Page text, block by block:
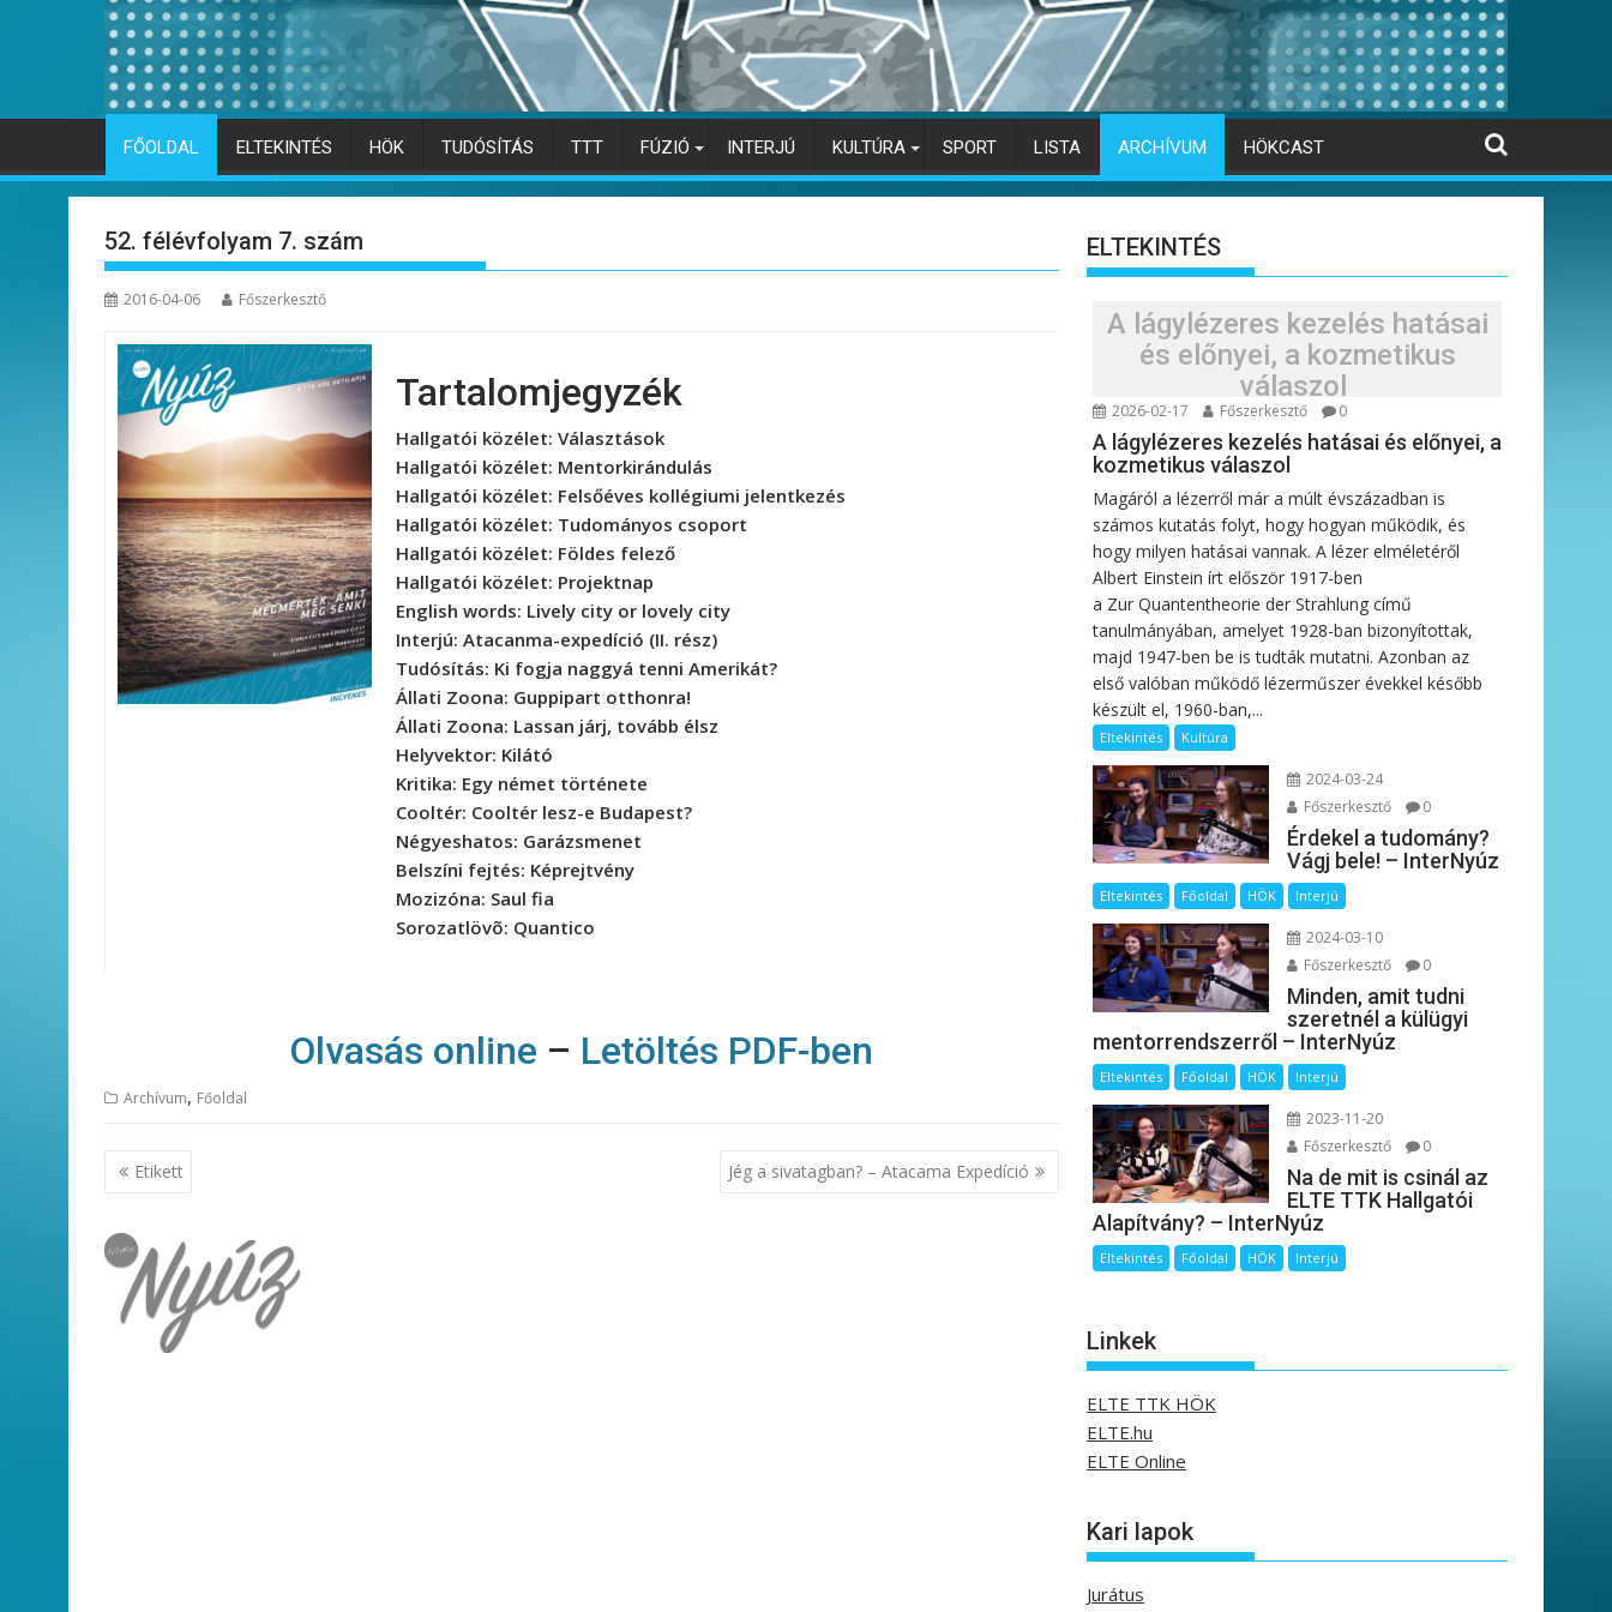
FŐOLDAL ELTEKINTÉS HÖK TUDÓSÍTÁS TTT FÚZIÓ INTERJÚ KULTÚRA SPORT LISTA ARCHÍVUM HÖKCAST
52. félévfolyam 7. szám
2016-04-06 Főszerkesztő
Tartalomjegyzék
Hallgatói közélet: Választások
Hallgatói közélet: Mentorkirándulás
Hallgatói közélet: Felsőéves kollégiumi jelentkezés
Hallgatói közélet: Tudományos csoport
Hallgatói közélet: Földes felező
Hallgatói közélet: Projektnap
English words: Lively city or lovely city
Interjú: Atacanma-expedíció (II. rész)
Tudósítás: Ki fogja naggyá tenni Amerikát?
Állati Zoona: Guppipart otthonra!
Állati Zoona: Lassan járj, tovább élsz
Helyvektor: Kilátó
Kritika: Egy német története
Cooltér: Cooltér lesz-e Budapest?
Négyeshatos: Garázsmenet
Belszíni fejtés: Képrejtvény
Mozizóna: Saul fia
Sorozatlövõ: Quantico
Olvasás online – Letöltés PDF-ben
Archívum, Főoldal
Bejegyzés
navigáció
Etikett Jég a sivatagban? – Atacama Expedíció
ELTEKINTÉS
A lágylézeres kezelés hatásai
és előnyei, a kozmetikus
válaszol
2026-02-17 Főszerkesztő 0
A lágylézeres kezelés hatásai és előnyei, a
kozmetikus válaszol
Magáról a lézerről már a múlt évszázadban is
számos kutatás folyt, hogy hogyan működik, és
hogy milyen hatásai vannak. A lézer elméletéről
Albert Einstein írt először 1917-ben
a Zur Quantentheorie der Strahlung című
tanulmányában, amelyet 1928-ban bizonyítottak,
majd 1947-ben be is tudták mutatni. Azonban az
első valóban működő lézerműszer évekkel később
készült el, 1960-ban,...
Eltekintés Kultúra
2024-03-24
Főszerkesztő
0
Érdekel a tudomány?
Vágj bele! – InterNyúz
Eltekintés Főoldal HÖK Interjú
2024-03-10
Főszerkesztő
0
Minden, amit tudni
szeretnél a külügyi
mentorrendszerről – InterNyúz
Eltekintés Főoldal HÖK Interjú
2023-11-20
Főszerkesztő
0
Na de mit is csinál az
ELTE TTK Hallgatói
Alapítvány? – InterNyúz
Eltekintés Főoldal HÖK Interjú
Linkek
ELTE TTK HÖK
ELTE.hu
ELTE Online
Kari lapok
Jurátus